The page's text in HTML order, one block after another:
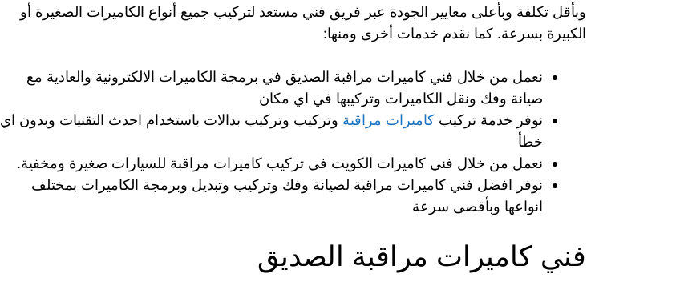
وبأقل تكلفة وبأعلى معايير الجودة عبر فريق فني مستعد لتركيب جميع أنواع الكاميرات الصغيرة أو
الكبيرة بسرعة. كما نقدم خدمات أخرى ومنها:
نعمل من خلال فني كاميرات مراقبة الصديق في برمجة الكاميرات الالكترونية والعادية مع
صيانة وفك ونقل الكاميرات وتركيبها في اي مكان
نوفر خدمة تركيب كاميرات مراقبة وتركيب وتركيب بدالات باستخدام احدث التقنيات وبدون اي
خطأ
نعمل من خلال فني كاميرات الكويت في تركيب كاميرات مراقبة للسيارات صغيرة ومخفية.
نوفر افضل فني كاميرات مراقبة لصيانة وفك وتركيب وتبديل وبرمجة الكاميرات بمختلف
انواعها وبأقصى سرعة
فني كاميرات مراقبة الصديق